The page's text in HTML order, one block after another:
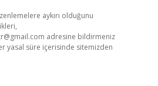
aykırı olduğunu
adresine bildirmeniz
yasal süre içerisinde sitemizden